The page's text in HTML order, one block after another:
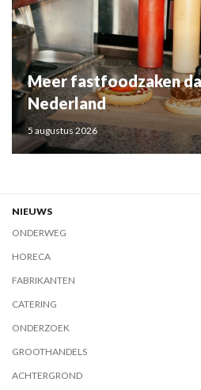
Meer fastfoodzaken
Nederland
5 augustus 2026
NIEUWS
ONDERWEG
HORECA
FABRIKANTEN
CATERING
ONDERZOEK
GROOTHANDELS
ACHTERGROND